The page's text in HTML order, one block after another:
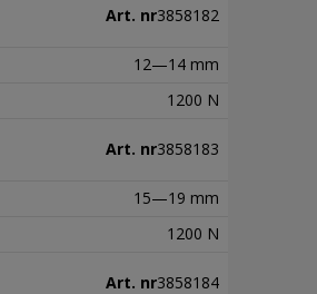
Art. nr3858182
12—14 mm
1200 N
Art. nr3858183
15—19 mm
1200 N
Art. nr3858184